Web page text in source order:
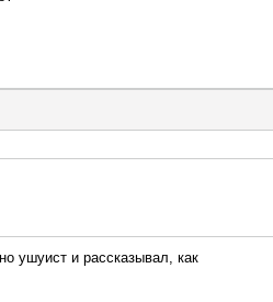
ушуист и рассказывал, как